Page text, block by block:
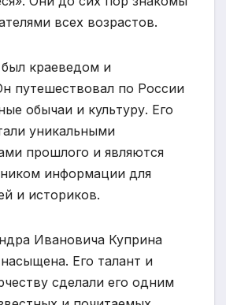
всех возрастов.
краеведом и
путешествовал по России
обычаи и культуру. Его
уникальными
прошлого и являются
информации для
и историков.
Ивановича Куприна
Его талант и
сделали его одним